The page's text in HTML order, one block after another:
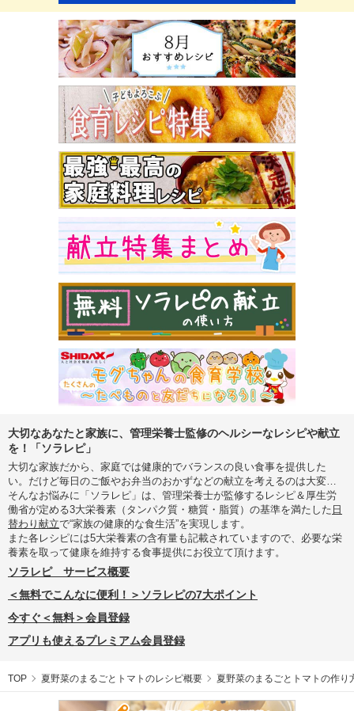
大切なあなたと家族に、管理栄養士監修のヘルシーなレシピや献立
を！「ソラレピ」
大切な家族だから、家庭では健康的でバランスの良い食事を提供した
い。だけど毎日のご飯やお弁当のおかずなどの献立を考えるのは大変…
そんなお悩みに「ソラレピ」は、管理栄養士が監修するレシピ＆厚生労
働省が定める3大栄養素（タンパク質・糖質・脂質）の基準を満たした 日
替わり献立で“家族の健康的な食生活”を実現します。
また各レシピには5大栄養素の含有量も記載されていますので、必要な栄
養素を取って健康を維持する食事提供にお役立て頂けます。
ソラレピ サービス概要
＜無料でこんなに便利！＞ソラレピの7大ポイント
今すぐ＜無料＞会員登録
アプリも使えるプレミアム会員登録
TOP 夏野菜のまるごとトマトのレシピ概要 夏野菜のまるごとトマトの作り